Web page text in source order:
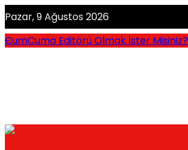
Pazar, 9 Ağustos 2026
CumCuma Editörü Olmak İster Misiniz?